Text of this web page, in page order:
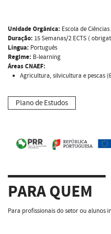
Unidade Orgânica: Escola de
Duração: 15 Semanas/2 ECTS (
Língua: Português
Regime: B-learning
Áreas CNAEF:
Agricultura, silvicultura e pescas
Plano de Estudos
PARA QUEM
Para profissionais do setor ou alunos